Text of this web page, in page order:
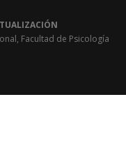
Facultad de Psicología